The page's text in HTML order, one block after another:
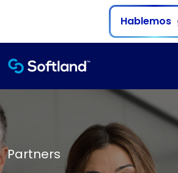
Hablemos
Partners